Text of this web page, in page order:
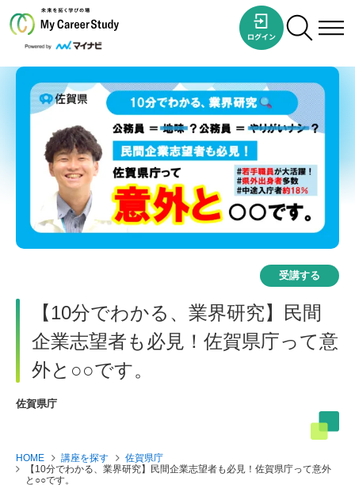
受講する
【10分でわかる、業界研究】民間
企業志望者も必見！佐賀県庁って意
外と○○です。
佐賀県庁
HOME 講座を探す
佐賀県庁
【10分でわかる、業界研究】民間企業志望者も必見！佐賀県庁って意外
と○○です。